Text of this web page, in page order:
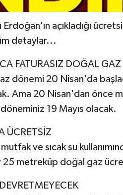
Erdoğan'ın açıkladığı
detaylar...
FATURASIZ DOĞAL
dönemi 20 Nisan'da
Ama 20 Nisan'dan önce
19 Mayıs olacak.
ÜCRETSİZ
ve sıcak su
25 metreküp doğal gaz